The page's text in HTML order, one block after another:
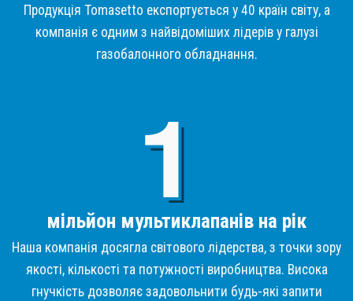
Продукція Tomasetto експортується у 40 країн світу, а
компанія є одним з найвідоміших лідерів у галузі
газобалонного обладнання.
мільйон мультиклапанів на рік
Наша компанія досягла світового лідерства, з точки зору
якості, кількості та потужності виробництва. Висока
гнучкість дозволяє задовольнити будь-які запити